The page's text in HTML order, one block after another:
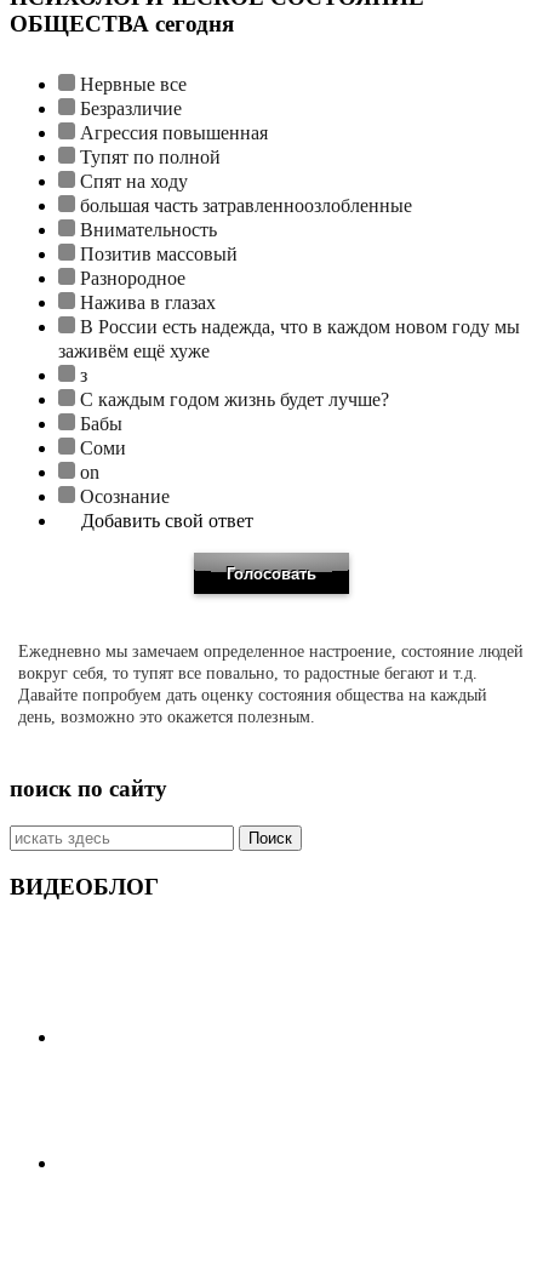
ОБЩЕСТВА сегодня
Нервные все
Безразличие
Агрессия повышенная
Тупят по полной
Спят на ходу
большая часть затравленноозлобленные
Внимательность
Позитив массовый
Разнородное
Нажива в глазах
В России есть надежда, что в каждом новом году мы
заживём ещё хуже
з
С каждым годом жизнь будет лучше?
Бабы
Соми
on
Осознание
Добавить свой ответ
Ежедневно мы замечаем определенное настроение, состояние людей
вокруг себя, то тупят все повально, то радостные бегают и т.д.
Давайте попробуем дать оценку состояния общества на каждый
день, возможно это окажется полезным.
поиск по сайту
Искать:
ВИДЕОБЛОГ